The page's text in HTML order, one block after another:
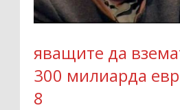
яващите да
300 милиарда
8